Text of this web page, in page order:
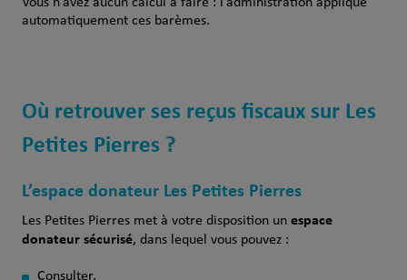
automatiquement ces barèmes.
Où retrouver ses reçus fiscaux sur Les
Petites Pierres ?
L’espace donateur Les Petites Pierres
Les Petites Pierres met à votre disposition un espace
donateur sécurisé, dans lequel vous pouvez :
Consulter,